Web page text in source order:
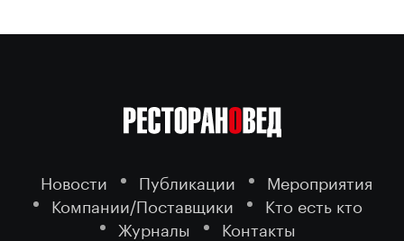
Новости Публикации
Мероприятия
Компании/Поставщики
Кто есть кто
Журналы
Контакты